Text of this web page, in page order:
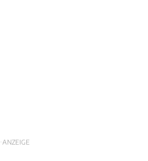
ANZEIGE